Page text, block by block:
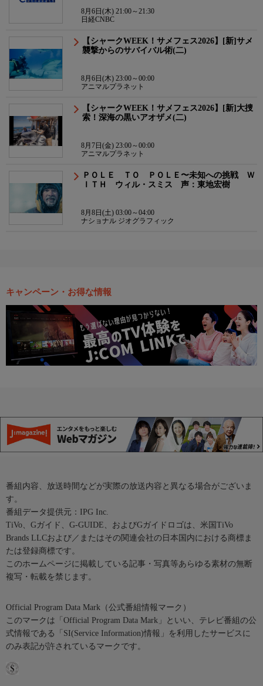
8月6日(木) 21:00～21:30
日経CNBC
【シャークWEEK！サメフェス2026】[新]サメ
襲撃からのサバイバル術(二)
8月6日(木) 23:00～00:00
アニマルプラネット
【シャークWEEK！サメフェス2026】[新]大捜
索！深海の黒いアオザメ(二)
8月7日(金) 23:00～00:00
アニマルプラネット
ＰＯＬＥ ＴＯ ＰＯＬＥ〜未知への挑戦 Ｗ
ＩＴＨ ウィル・スミス 声：東地宏樹
8月8日(土) 03:00～04:00
ナショナル ジオグラフィック
キャンペーン・お得な情報
番組内容、放送時間などが実際の放送内容と異なる場合がございま
す。
番組データ提供元：IPG Inc.
TiVo、Gガイド、G-GUIDE、およびGガイドロゴは、米国TiVo
Brands LLCおよび／またはその関連会社の日本国内における商標ま
たは登録商標です。
このホームページに掲載している記事・写真等あらゆる素材の無断
複写・転載を禁じます。
Official Program Data Mark（公式番組情報マーク）
このマークは「Official Program Data Mark」といい、テレビ番組の公
式情報である「SI(Service Information)情報」を利用したサービスに
のみ表記が許されているマークです。